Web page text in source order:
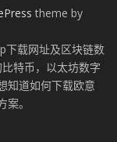
theme by
下载网址及区块链数
特币，以太坊数字
知道如何下载欧意
。